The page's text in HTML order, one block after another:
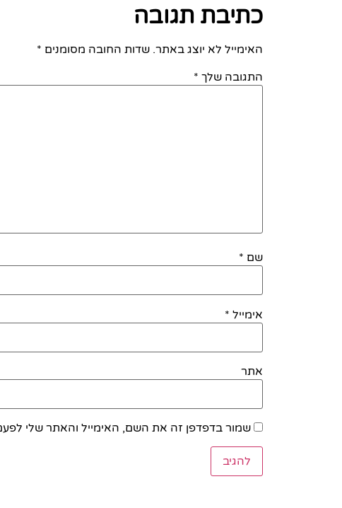
כתיבת תגובה
האימייל לא יוצג באתר. שדות החובה מסומנים *
התגובה שלך *
שם *
אימייל *
אתר
שמור בדפדפן זה את השם, האימייל והאתר שלי